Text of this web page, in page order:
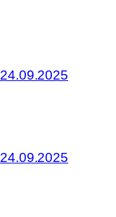
24.09.2025
24.09.2025